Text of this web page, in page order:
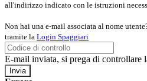
all'indirizzo indicato con le istruzioni
Non hai una e-mail associata al nome
tramite la Login Spaggiari
E-mail inviata, si prega di controllare